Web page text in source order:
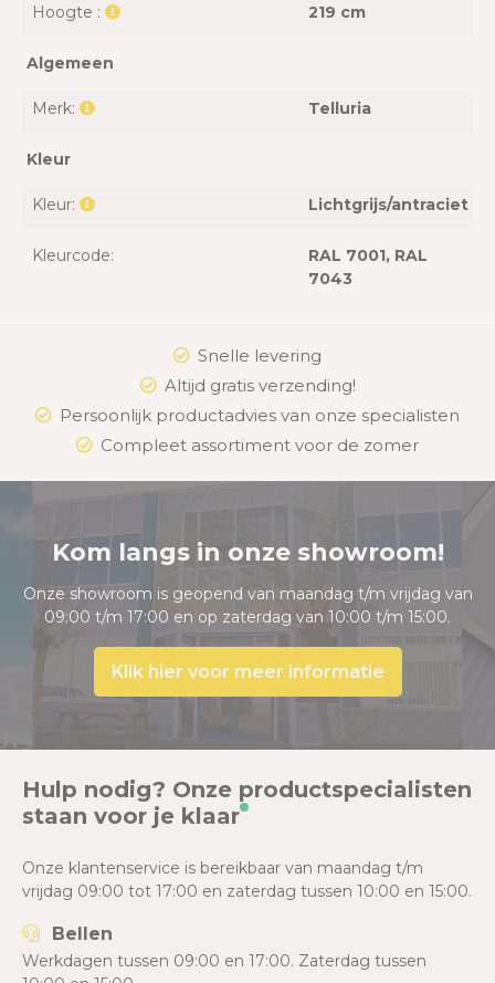
Hoogte : 219 cm
Algemeen
Merk: Telluria
Kleur
Kleur: Lichtgrijs/antraciet
Kleurcode: RAL 7001, RAL
7043
Snelle levering
Altijd gratis verzending!
Persoonlijk productadvies van onze specialisten
Compleet assortiment voor de zomer
Kom langs in onze showroom!
Onze showroom is geopend van maandag t/m vrijdag van
09:00 t/m 17:00 en op zaterdag van 10:00 t/m 15:00.
Klik hier voor meer informatie
Hulp nodig? Onze productspecialisten
staan voor je klaar
Onze klantenservice is bereikbaar van maandag t/m
vrijdag 09:00 tot 17:00 en zaterdag tussen 10:00 en 15:00.
Bellen
Werkdagen tussen 09:00 en 17:00. Zaterdag tussen